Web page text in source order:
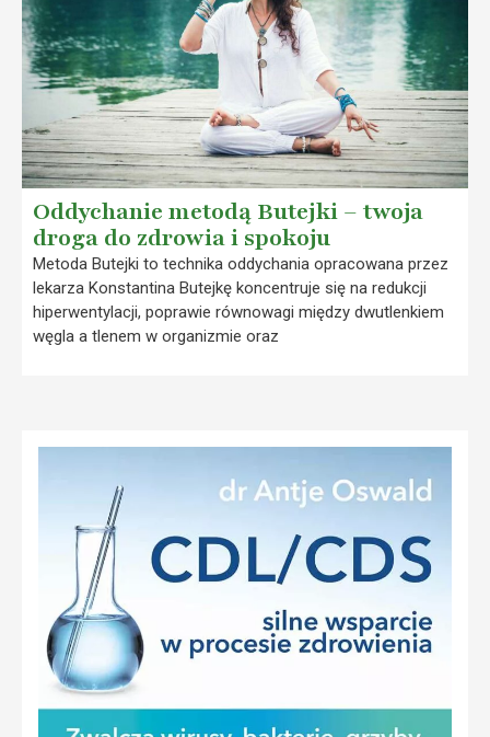
Oddychanie metodą Butejki – twoja
droga do zdrowia i spokoju
Metoda Butejki to technika oddychania opracowana przez
lekarza Konstantina Butejkę koncentruje się na redukcji
hiperwentylacji, poprawie równowagi między dwutlenkiem
węgla a tlenem w organizmie oraz